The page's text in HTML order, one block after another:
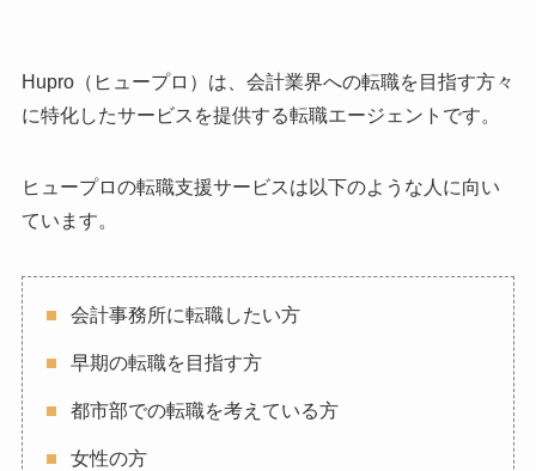
Hupro（ヒュープロ）は、会計業界への転職を目指す方々
に特化したサービスを提供する転職エージェントです。
ヒュープロの転職支援サービスは以下のような人に向い
ています。
会計事務所に転職したい方
早期の転職を目指す方
都市部での転職を考えている方
女性の方